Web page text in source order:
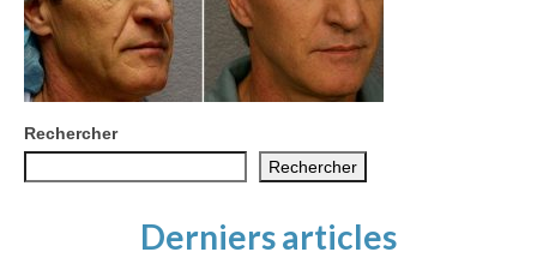
Tarifs
Devis
Rechercher
Rechercher
Derniers articles